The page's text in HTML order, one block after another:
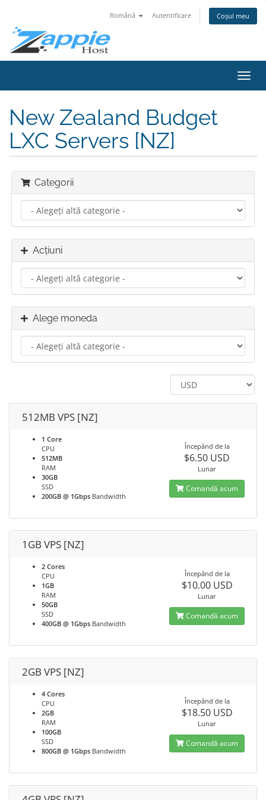
Română Autentificare Coșul meu
New Zealand Budget
LXC Servers [NZ]
Categorii
Acțiuni
Alege moneda
512MB VPS [NZ]
1 Core
CPU
512MB
RAM
30GB
SSD
200GB @ 1Gbps Bandwidth
Începănd de la
$6.50 USD
Lunar
Comandă acum
1GB VPS [NZ]
2 Cores
CPU
1GB
RAM
50GB
SSD
400GB @ 1Gbps Bandwidth
Începănd de la
$10.00 USD
Lunar
Comandă acum
2GB VPS [NZ]
4 Cores
CPU
2GB
RAM
100GB
SSD
800GB @ 1Gbps Bandwidth
Începănd de la
$18.50 USD
Lunar
Comandă acum